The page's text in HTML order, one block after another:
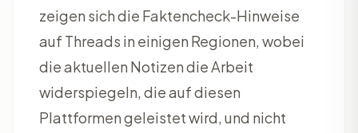
zeigen sich die Faktencheck-Hinweise
auf Threads in einigen Regionen, wobei
die aktuellen Notizen die Arbeit
widerspiegeln, die auf diesen
Plattformen geleistet wird, und nicht